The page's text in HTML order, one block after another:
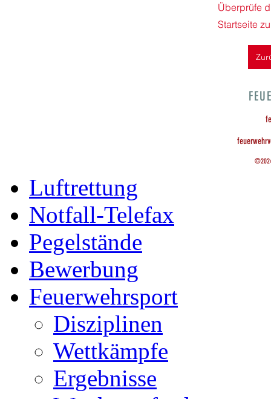
Luftrettung
Notfall-Telefax
Pegelstände
Bewerbung
Feuerwehrsport
Disziplinen
Wettkämpfe
Ergebnisse